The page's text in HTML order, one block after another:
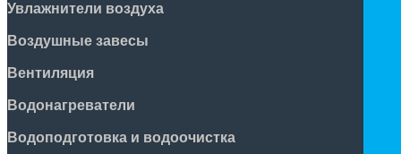
Увлажнители воздуха
Воздушные завесы
Вентиляция
Водонагреватели
Водоподготовка и водоочистка